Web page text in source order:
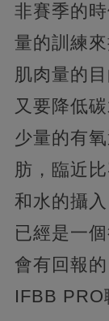
非賽季的
量的訓練
肌肉量的
又要降低
少量的有
肪，臨近
和水的攝
已經是一
會有回報
IFBB PRO